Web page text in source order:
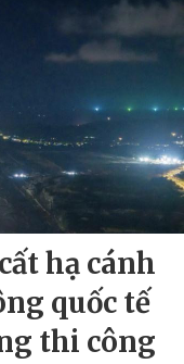
hạ cánh
quốc tế
thi công